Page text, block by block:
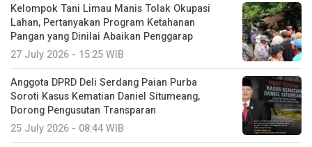
Kelompok Tani Limau Manis Tolak Okupasi
Lahan, Pertanyakan Program Ketahanan
Pangan yang Dinilai Abaikan Penggarap
27 July 2026 - 15:25 WIB
Anggota DPRD Deli Serdang Paian Purba
Soroti Kasus Kematian Daniel Situmeang,
Dorong Pengusutan Transparan
25 July 2026 - 08:44 WIB